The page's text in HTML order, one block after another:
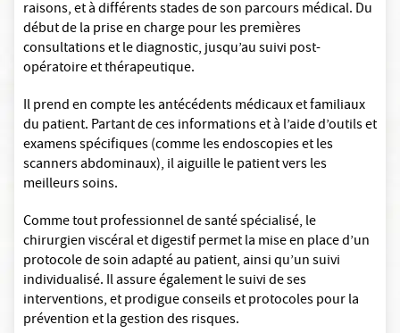
raisons, et à différents stades de son parcours médical. Du
début de la prise en charge pour les premières
consultations et le diagnostic, jusqu’au suivi post-
opératoire et thérapeutique.
Il prend en compte les antécédents médicaux et familiaux
du patient. Partant de ces informations et à l’aide d’outils et
examens spécifiques (comme les endoscopies et les
scanners abdominaux), il aiguille le patient vers les
meilleurs soins.
Comme tout professionnel de santé spécialisé, le
chirurgien viscéral et digestif permet la mise en place d’un
protocole de soin adapté au patient, ainsi qu’un suivi
individualisé. Il assure également le suivi de ses
interventions, et prodigue conseils et protocoles pour la
prévention et la gestion des risques.